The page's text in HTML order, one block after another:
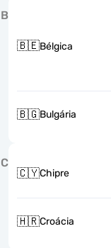
B
🇧🇪Bélgica
🇧🇬Bulgária
C
🇨🇾Chipre
🇭🇷Croácia